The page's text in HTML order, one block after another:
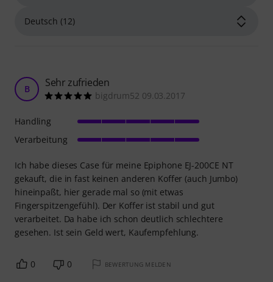
B Sehr zufrieden
bigdrum52 09.03.2017
Ich habe dieses Case für meine Epiphone EJ-200CE NT
gekauft, die in fast keinen anderen Koffer (auch Jumbo)
hineinpaßt, hier gerade mal so (mit etwas
Fingerspitzengefühl). Der Koffer ist stabil und gut
verarbeitet. Da habe ich schon deutlich schlechtere
gesehen. Ist sein Geld wert, Kaufempfehlung.
Handling
Verarbeitung
0 0 BEWERTUNG MELDEN